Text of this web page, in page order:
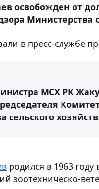
освобожден от
Министерства
в пресс-службе
МСХ РК
сельского
родился в 1963
зоотехническо-